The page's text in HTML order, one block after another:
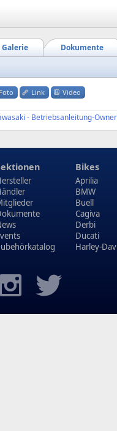
Dokumente
Galerie
Foto Link Video
- Betriebsanleitung-
Bikes
Aprilia
BMW
Buell
Cagiva
Derbi
Ducati
Harley-